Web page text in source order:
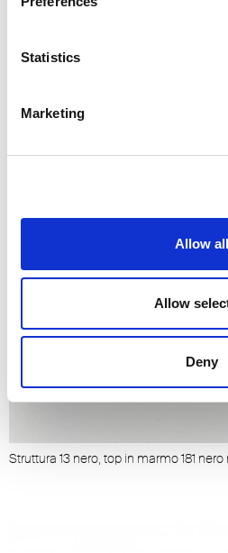
Statistics
Marketing
Allow all
Allow
Deny
Struttura 13 nero, top in marmo 181